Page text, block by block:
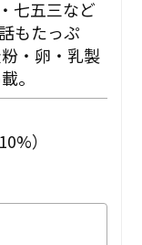
七五三など
もたっぷ
・卵・乳製
。
）